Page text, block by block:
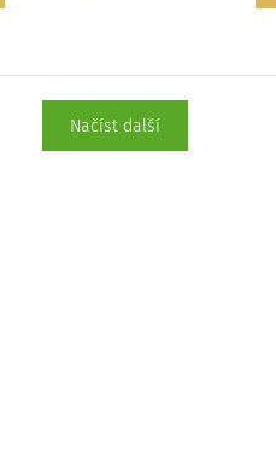
Načíst další